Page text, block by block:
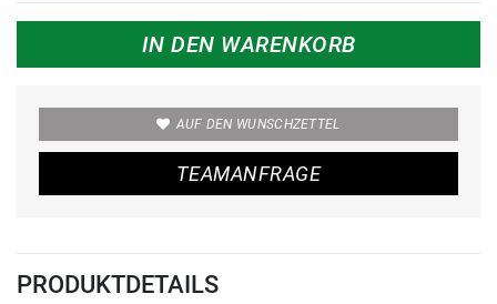
IN DEN WARENKORB
AUF DEN WUNSCHZETTEL
TEAMANFRAGE
PRODUKTDETAILS